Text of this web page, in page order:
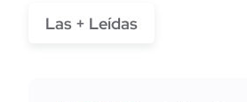
Las + Leídas